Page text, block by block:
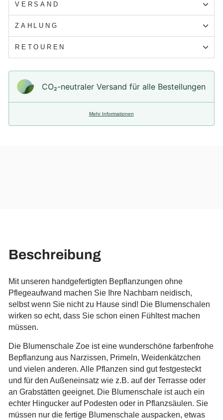
VERSAND
ZAHLUNG
RETOUREN
CO₂-neu­t­raler Versand für alle Bestellungen
Mehr Informationen
Beschreibung
Mit unseren handgefertigten Bepflanzungen ohne
Pflegeaufwand machen Sie Ihre Nachbarn neidisch,
selbst wenn Sie nicht zu Hause sind! Die Blumenschalen
wirken so echt, dass Sie schon einen Fühltest machen
müssen.
Die Blumenschale Zoe ist eine wunderschöne farbenfrohe
Bepflanzung aus Narzissen, Primeln, Weidenkätzchen
und vielen anderen. Alle Pflanzen sind gut festgesteckt
und für den Außeneinsatz wie z.B. auf der Terrasse oder
an Grabstätten geeignet. Die Blumenschale ist auch ein
echter Hingucker auf Podesten oder in Pflanzsäulen. Sie
müssen nur die fertige Blumenschale auspacken, etwas